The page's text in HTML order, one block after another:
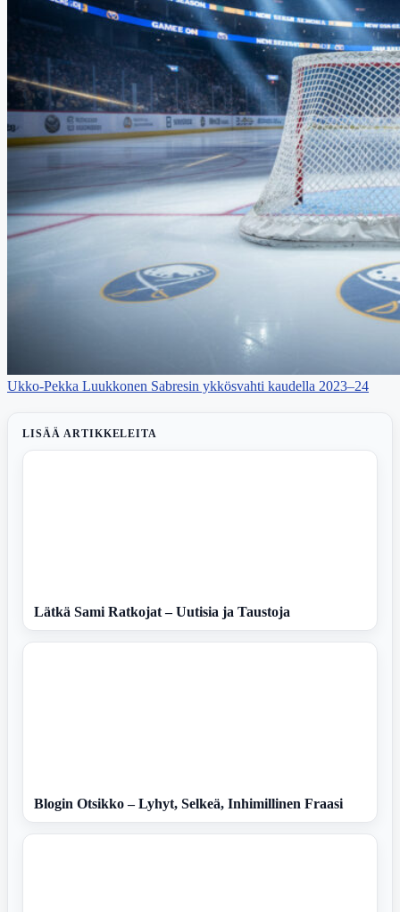
Ukko-Pekka Luukkonen Sabresin ykkösvahti kaudella 2023–24
LISÄÄ ARTIKKELEITA
Lätkä Sami Ratkojat – Uutisia ja Taustoja
Blogin Otsikko – Lyhyt, Selkeä, Inhimillinen Fraasi